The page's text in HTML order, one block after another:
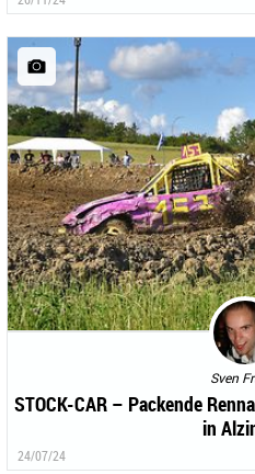
Sven
STOCK-CAR – Packende
in
24/07/24